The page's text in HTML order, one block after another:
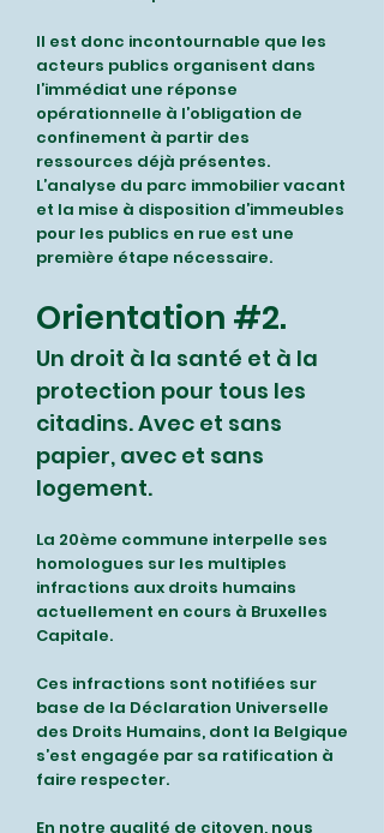
Il est donc incontournable que les
acteurs publics organisent dans
l’immédiat une réponse
opérationnelle à l’obligation de
confinement à partir des
ressources déjà présentes.
L’analyse du parc immobilier vacant
et la mise à disposition d’immeubles
pour les publics en rue est une
première étape nécessaire.
Orientation #2.
Un droit à la santé et à la
protection pour tous les
citadins. Avec et sans
papier, avec et sans
logement.
La 20ème commune interpelle ses
homologues sur les multiples
infractions aux droits humains
actuellement en cours à Bruxelles
Capitale.
Ces infractions sont notifiées sur
base de la Déclaration Universelle
des Droits Humains, dont la Belgique
s’est engagée par sa ratification à
faire respecter.
En notre qualité de citoyen, nous